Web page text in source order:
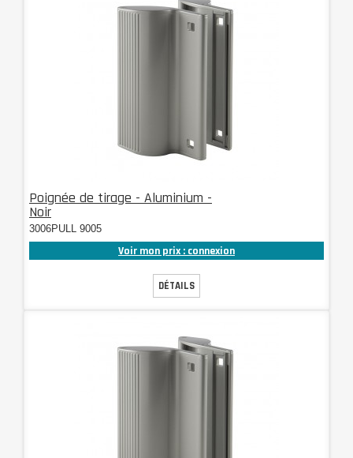
Poignée de tirage - Aluminium -
Noir
3006PULL 9005
Voir mon prix : connexion
DÉTAILS